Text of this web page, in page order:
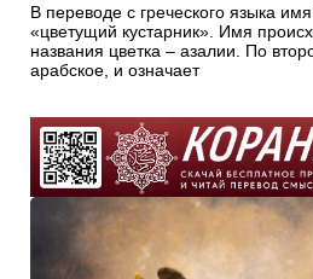
В переводе с греческого языка
«цветущий кустарник». Имя
названия цветка – азалии. По
арабское, и означает